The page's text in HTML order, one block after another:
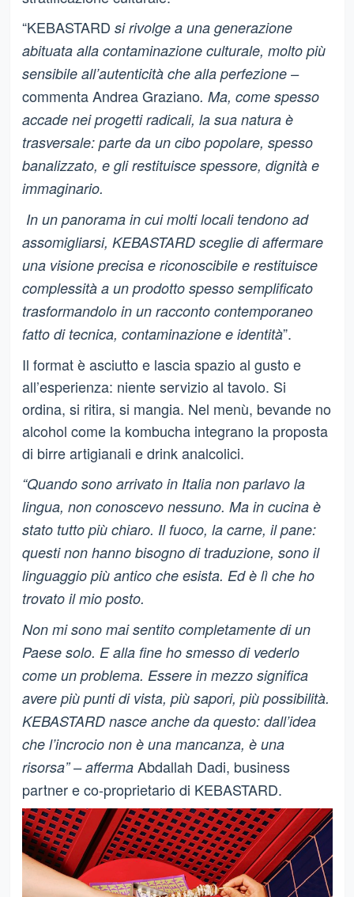
“KEBASTARD si rivolge a una generazione
abituata alla contaminazione culturale, molto più
sensibile all’autenticità che alla perfezione –
commenta Andrea Graziano. Ma, come spesso
accade nei progetti radicali, la sua natura è
trasversale: parte da un cibo popolare, spesso
banalizzato, e gli restituisce spessore, dignità e
immaginario.
In un panorama in cui molti locali tendono ad
assomigliarsi, KEBASTARD sceglie di affermare
una visione precisa e riconoscibile e restituisce
complessità a un prodotto spesso semplificato
trasformandolo in un racconto contemporaneo
fatto di tecnica, contaminazione e identità”.
Il format è asciutto e lascia spazio al gusto e
all’esperienza: niente servizio al tavolo. Si
ordina, si ritira, si mangia. Nel menù, bevande no
alcohol come la kombucha integrano la proposta
di birre artigianali e drink analcolici.
“Quando sono arrivato in Italia non parlavo la
lingua, non conoscevo nessuno. Ma in cucina è
stato tutto più chiaro. Il fuoco, la carne, il pane:
questi non hanno bisogno di traduzione, sono il
linguaggio più antico che esista. Ed è lì che ho
trovato il mio posto.
Non mi sono mai sentito completamente di un
Paese solo. E alla fine ho smesso di vederlo
come un problema. Essere in mezzo significa
avere più punti di vista, più sapori, più possibilità.
KEBASTARD nasce anche da questo: dall’idea
che l’incrocio non è una mancanza, è una
risorsa” – afferma Abdallah Dadi, business
partner e co-proprietario di KEBASTARD.